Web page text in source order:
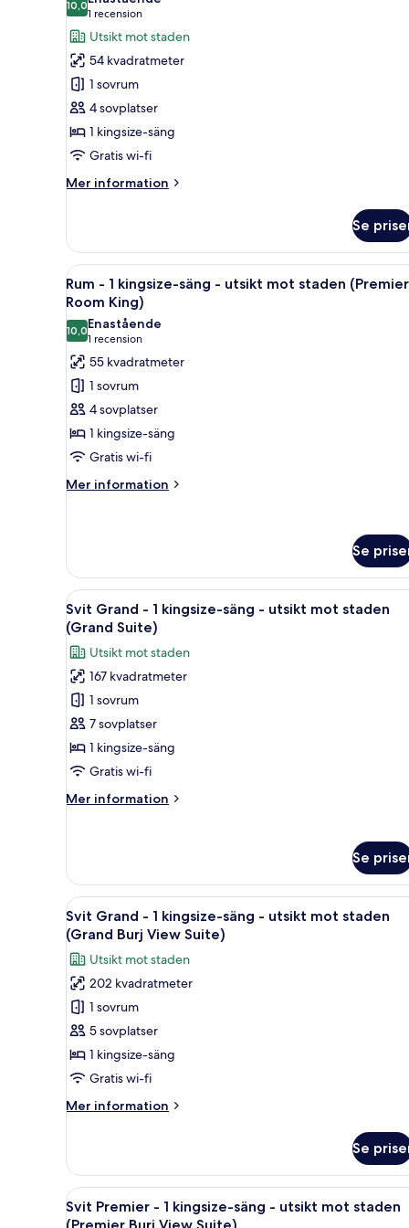
för
Club-
rum
-
kingsize-
säng
-
utsikt
(Grand
Club
Burj
View
Room
King)
10,010,0 av 10
1 recension
(1 recension)
Utsikt mot staden
54 kvadratmeter
1 sovrum
4 sovplatser
1 kingsize-säng
Gratis wi-fi
Mer information
Mer
rum
1
kingsize-
-
utsikt
mot
staden
(Grand
Club
Burj
Room
King)
Se
Öppna
alla
foton
för
Rum
-
kingsize-
säng
-
utsikt
Room
King)
Ett hotellrum med en stor
4
Rum - 1 kingsize-säng - utsikt mot staden (Premier
Room King)
10,010,0 av 10
Enastående
1 recension
(1 recension)
55 kvadratmeter
1 sovrum
4 sovplatser
1 kingsize-säng
Gratis wi-fi
Mer information
Mer
1
kingsize-
säng
-
utsikt
mot
staden
(Premier
Room
King)
Se
Öppna
alla
foton
för
Svit
Grand
-
1
kingsize-
-
staden
(Grand
Suite)
Ett rymligt vardagsrum med
6
Svit Grand - 1 kingsize-säng - utsikt mot staden
(Grand Suite)
Utsikt mot staden
167 kvadratmeter
1 sovrum
7 sovplatser
1 kingsize-säng
Gratis wi-fi
Mer information
Mer
-
kingsize-
säng
-
utsikt
mot
staden
(Grand
Suite)
Se
Öppna
alla
foton
för
Svit
Grand
-
1
kingsize-
-
staden
(Grand
Burj
Ett modernt hotellrum med
6
Svit Grand - 1 kingsize-säng - utsikt mot staden
(Grand Burj View Suite)
Utsikt mot staden
202 kvadratmeter
1 sovrum
5 sovplatser
1 kingsize-säng
Gratis wi-fi
Mer information
Mer
Grand
1
kingsize-
Se
Öppna
alla
Ett hotellrum med en stor
7
Svit Premier - 1 kingsize-säng - utsikt mot staden
(Premier Burj View Suite)